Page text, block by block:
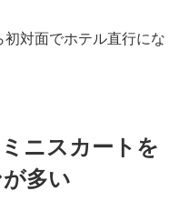
対面でホテル直行にな
ニスカートを
多い